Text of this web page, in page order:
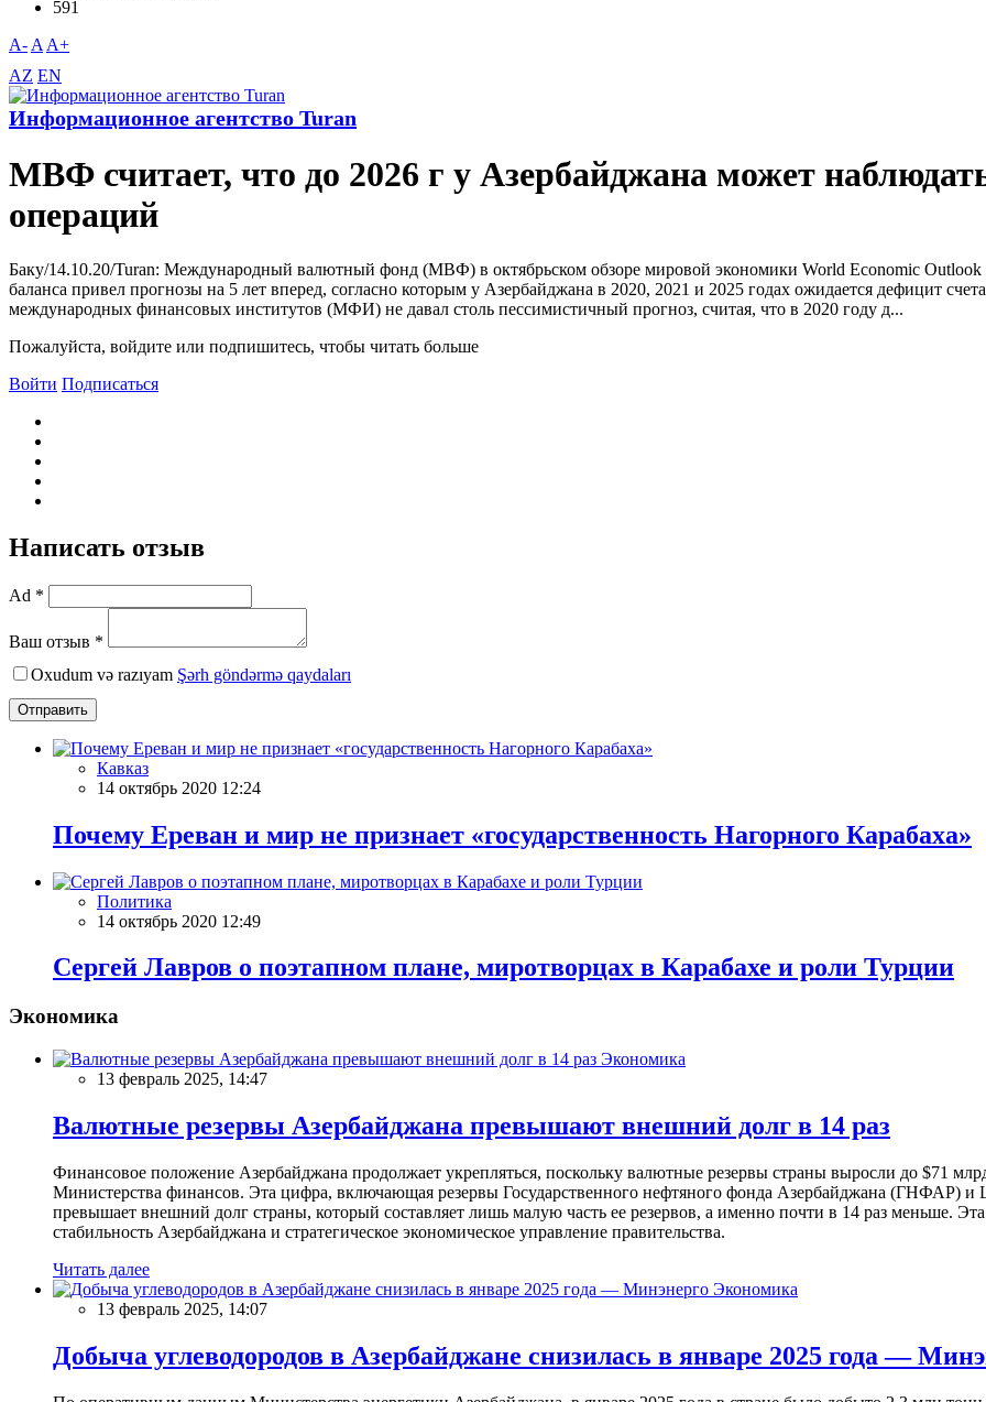
591
A- A A+
AZ EN
Информационное агентство Turan
МВФ считает, что до 2026 г у Азербайджана может
операций
Баку/14.10.20/Turan: Международный валютный фонд (МВФ) в октябрьском обзоре мировой экономики World Economic
баланса привел прогнозы на 5 лет вперед, согласно которым у Азербайджана в 2020, 2021 и 2025 годах ожидается дефицит
международных финансовых институтов (МФИ) не давал столь пессимистичный прогноз, считая, что в 2020 году д...
Пожалуйста, войдите или подпишитесь, чтобы читать больше
Войти Подписаться
Написать отзыв
Ad *
Ваш отзыв *
Oxudum və razıyam Şərh göndərmə qaydaları
Отправить
Кавказ
14 октябрь 2020 12:24
Почему Ереван и мир не признает «государственность Нагорного Карабаха»
Политика
14 октябрь 2020 12:49
Сергей Лавров о поэтапном плане, миротворцах в Карабахе и роли Турции
Экономика
Экономика
13 февраль 2025, 14:47
Валютные резервы Азербайджана превышают внешний долг в 14 раз
Финансовое положение Азербайджана продолжает укрепляться, поскольку валютные резервы страны выросли до $71
Министерства финансов. Эта цифра, включающая резервы Государственного нефтяного фонда Азербайджана (ГНФАР) и
превышает внешний долг страны, который составляет лишь малую часть ее резервов, а именно почти в 14 раз меньше.
стабильность Азербайджана и стратегическое экономическое управление правительства.
Читать далее
Экономика
13 февраль 2025, 14:07
Добыча углеводородов в Азербайджане снизилась в январе 2025 года —